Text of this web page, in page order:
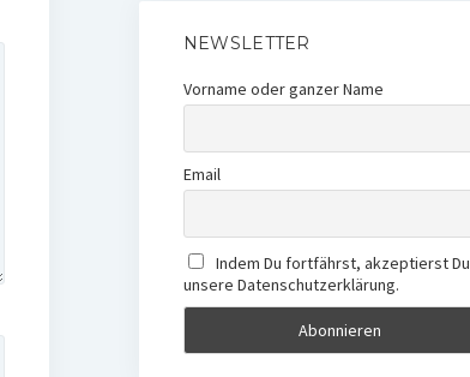
NEWSLETTER
Vorname oder ganzer Name
Email
Indem Du fortfährst, akzeptierst Du
unsere Datenschutzerklärung.